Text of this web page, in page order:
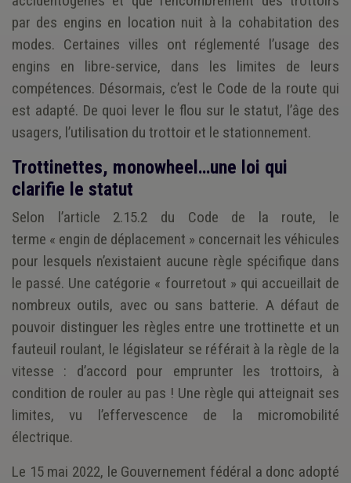
par des engins en location nuit à la cohabitation des
modes. Certaines villes ont réglementé l’usage des
engins en libre-service, dans les limites de leurs
compétences. Désormais, c’est le Code de la route qui
est adapté. De quoi lever le flou sur le statut, l’âge des
usagers, l’utilisation du trottoir et le stationnement.
Trottinettes, monowheel…une loi qui
clarifie le statut
Selon l’article 2.15.2 du Code de la route, le
terme « engin de déplacement » concernait les véhicules
pour lesquels n’existaient aucune règle spécifique dans
le passé. Une catégorie « fourretout » qui accueillait de
nombreux outils, avec ou sans batterie. A défaut de
pouvoir distinguer les règles entre une trottinette et un
fauteuil roulant, le législateur se référait à la règle de la
vitesse : d’accord pour emprunter les trottoirs, à
condition de rouler au pas ! Une règle qui atteignait ses
limites, vu l’effervescence de la micromobilité
électrique.
Le 15 mai 2022, le Gouvernement fédéral a donc adopté